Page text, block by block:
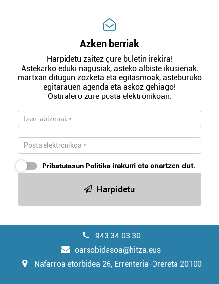
Azken berriak
Harpidetu zaitez gure buletin irekira!
Astekarko eduki nagusiak, asteko albiste ikusienak,
martxan ditugun zozketa eta egitasmoak, asteburuko
egitarauen agenda eta askoz gehiago!
Ostiralero zure posta elektronikoan.
Pribatutasun Politika irakurri eta onartzen dut.
Harpidetu
943 34 03 30
oarsobidasoa@hitza.eus
Nafarroa etorbidea 26, Errenteria-Orereta 20100